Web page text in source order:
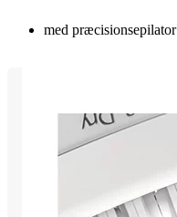
med præcisionsepilator